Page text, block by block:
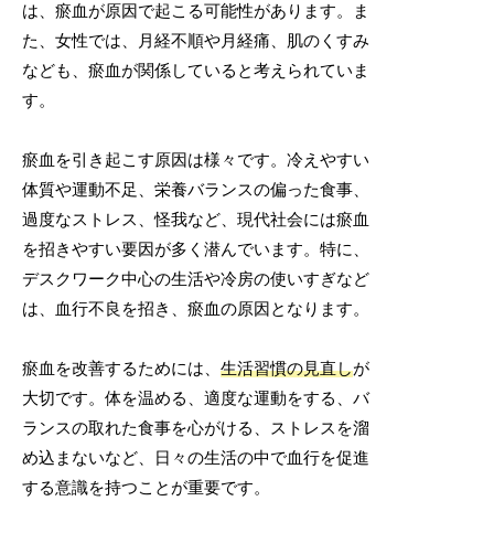
は、瘀血が原因で起こる可能性があります。ま
た、女性では、月経不順や月経痛、肌のくすみ
なども、瘀血が関係していると考えられていま
す。
瘀血を引き起こす原因は様々です。冷えやすい
体質や運動不足、栄養バランスの偏った食事、
過度なストレス、怪我など、現代社会には瘀血
を招きやすい要因が多く潜んでいます。特に、
デスクワーク中心の生活や冷房の使いすぎなど
は、血行不良を招き、瘀血の原因となります。
瘀血を改善するためには、生活習慣の見直しが
大切です。体を温める、適度な運動をする、バ
ランスの取れた食事を心がける、ストレスを溜
め込まないなど、日々の生活の中で血行を促進
する意識を持つことが重要です。